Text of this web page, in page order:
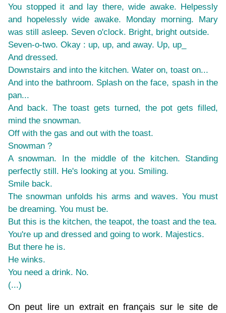
You stopped it and lay there, wide awake. Helpessly
and hopelessly wide awake. Monday morning. Mary
was still asleep. Seven o'clock. Bright, bright outside.
Seven-o-two. Okay : up, up, and away. Up, up_
And dressed.
Downstairs and into the kitchen. Water on, toast on...
And into the bathroom. Splash on the face, spash in the
pan...
And back. The toast gets turned, the pot gets filled,
mind the snowman.
Off with the gas and out with the toast.
Snowman ?
A snowman. In the middle of the kitchen. Standing
perfectly still. He's looking at you. Smiling.
Smile back.
The snowman unfolds his arms and waves. You must
be dreaming. You must be.
But this is the kitchen, the teapot, the toast and the tea.
You're up and dressed and going to work. Majestics.
But there he is.
He winks.
You need a drink. No.
(...)
On peut lire un extrait en français sur le site de